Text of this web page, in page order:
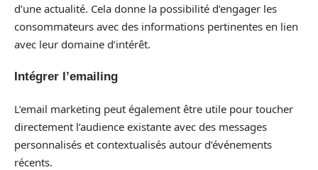
d’une actualité. Cela donne la possibilité d’engager les
consommateurs avec des informations pertinentes en lien
avec leur domaine d’intérêt.
Intégrer l’emailing
L’email marketing peut également être utile pour toucher
directement l’audience existante avec des messages
personnalisés et contextualisés autour d’événements
récents.